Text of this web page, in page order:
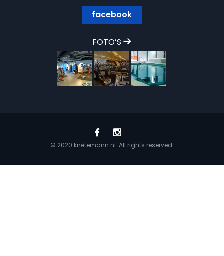
facebook
FOTO’S
© 2020 knetemann.nl. All rights reserved.